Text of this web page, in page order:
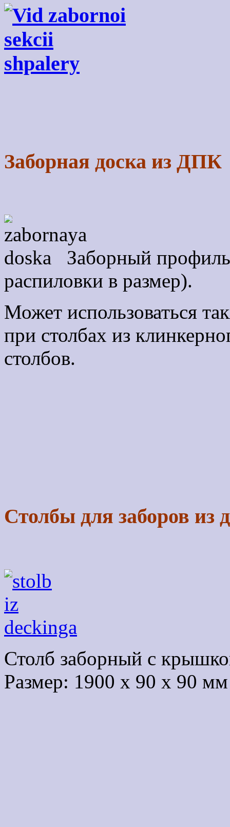
Заборная доска из ДПК
Заборный
распиловки в размер).
Может использоваться
при столбах из
столбов.
Столбы для заборов из
Столб заборный с
Размер: 1900 х 90 х 90 мм